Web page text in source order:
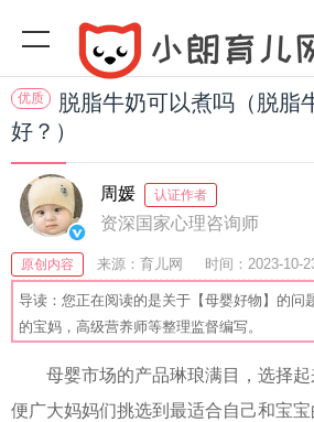
优质
脱脂牛奶可以煮吗（脱脂
好？）
周媛 认证作者
资深国家心理咨询师
原创内容 来源：育儿网 时间：2023-10-
藏：58 分享：52 爆
导读：您正在阅读的是关于【母婴好物】的问
的宝妈，高级营养师等整理监督编写。
母婴市场的产品琳琅满目，选择
便广大妈妈们挑选到最适合自己和宝